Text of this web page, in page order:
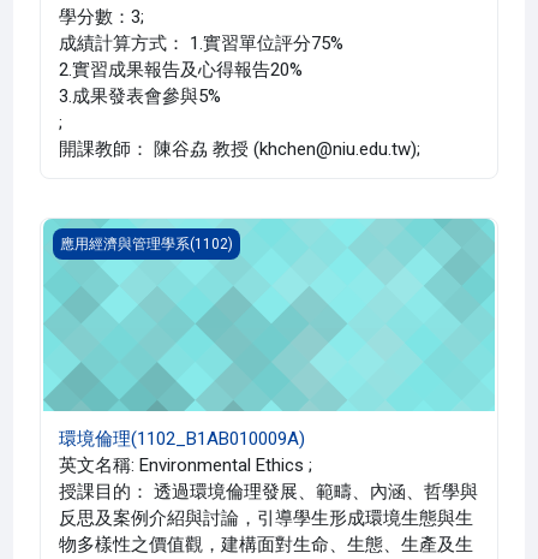
學分數：3;
成績計算方式： 1.實習單位評分75%
2.實習成果報告及心得報告20%
3.成果發表會參與5%
;
開課教師： 陳谷劦 教授 (khchen@niu.edu.tw);
環境倫理(1102_B1AB010009A)
應用經濟與管理學系(1102)
環境倫理(1102_B1AB010009A)
英文名稱: Environmental Ethics ;
授課目的： 透過環境倫理發展、範疇、內涵、哲學與
反思及案例介紹與討論，引導學生形成環境生態與生
物多樣性之價值觀，建構面對生命、生態、生產及生